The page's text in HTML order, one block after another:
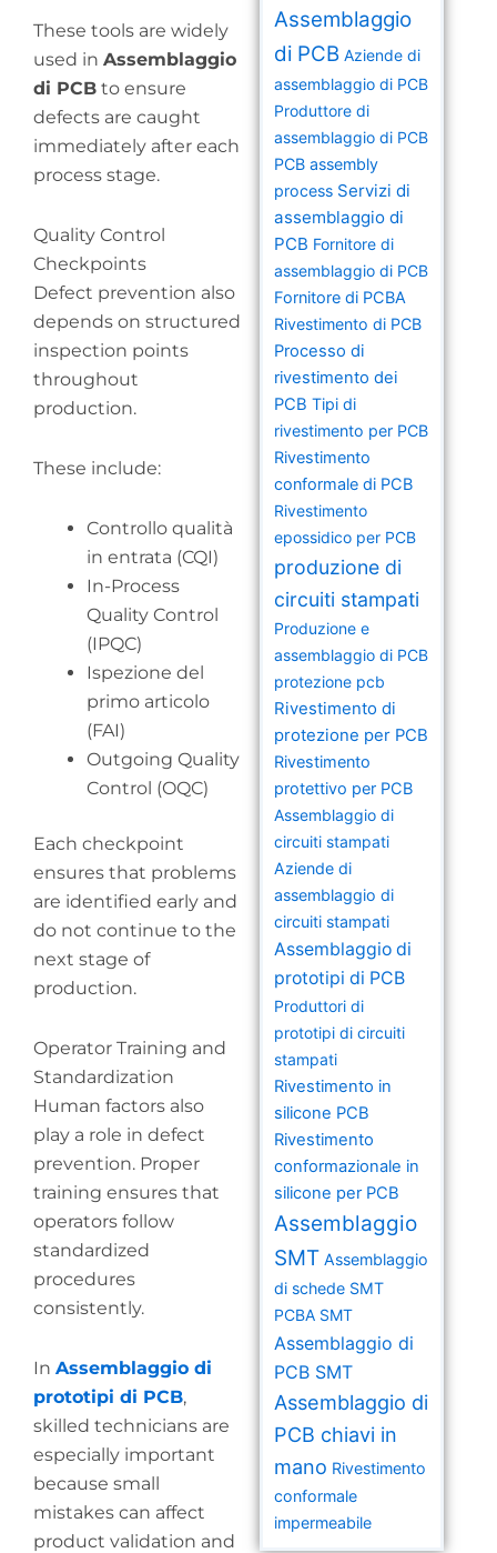
These tools are widely
used in Assemblaggio
di PCB to ensure
defects are caught
immediately after each
process stage.
Quality Control
Checkpoints
Defect prevention also
depends on structured
inspection points
throughout
production.
These include:
Controllo qualità
in entrata (CQI)
In-Process
Quality Control
(IPQC)
Ispezione del
primo articolo
(FAI)
Outgoing Quality
Control (OQC)
Each checkpoint
ensures that problems
are identified early and
do not continue to the
next stage of
production.
Operator Training and
Standardization
Human factors also
play a role in defect
prevention. Proper
training ensures that
operators follow
standardized
procedures
consistently.
In Assemblaggio di
prototipi di PCB,
skilled technicians are
especially important
because small
mistakes can affect
product validation and
Assemblaggio
di PCB Aziende di
assemblaggio di PCB
Produttore di
assemblaggio di PCB
PCB assembly
process Servizi di
assemblaggio di
PCB Fornitore di
assemblaggio di PCB
Fornitore di PCBA
Rivestimento di PCB
Processo di
rivestimento dei
PCB Tipi di
rivestimento per PCB
Rivestimento
conformale di PCB
Rivestimento
epossidico per PCB
produzione di
circuiti stampati
Produzione e
assemblaggio di PCB
protezione pcb
Rivestimento di
protezione per PCB
Rivestimento
protettivo per PCB
Assemblaggio di
circuiti stampati
Aziende di
assemblaggio di
circuiti stampati
Assemblaggio di
prototipi di PCB
Produttori di
prototipi di circuiti
stampati
Rivestimento in
silicone PCB
Rivestimento
conformazionale in
silicone per PCB
Assemblaggio
SMT Assemblaggio
di schede SMT
PCBA SMT
Assemblaggio di
PCB SMT
Assemblaggio di
PCB chiavi in
mano Rivestimento
conformale
impermeabile